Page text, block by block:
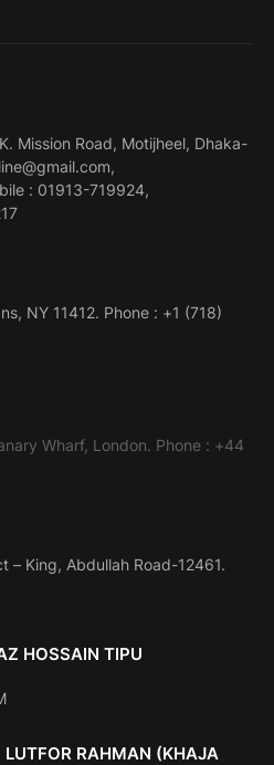
Mission Road, Motijheel, Dhaka-
: 01913-719924,
NY 11412. Phone : +1 (718)
Wharf, London. Phone : +44
– King, Abdullah Road-12461.
HOSSAIN TIPU
LUTFOR RAHMAN (KHAJA